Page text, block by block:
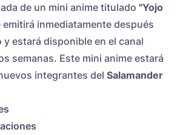
de un mini anime titulado "Yojo
emitirá inmediatamente después
y estará disponible en el canal
semanas. Este mini anime estará
integrantes del Salamander